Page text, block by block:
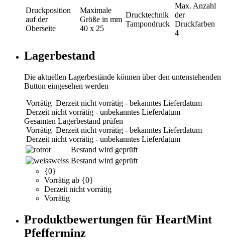
Druckposition
auf der
Oberseite
Maximale
Größe in mm
40 x 25
Drucktechnik
Tampondruck
Max. Anzahl
der
Druckfarben
4
Lagerbestand
Die aktuellen Lagerbestände können über den untenstehenden
Button eingesehen werden
Vorrätig Derzeit nicht vorrätig - bekanntes Lieferdatum
Derzeit nicht vorrätig - unbekanntes Lieferdatum
Gesamten Lagerbestand prüfen
Vorrätig Derzeit nicht vorrätig - bekanntes Lieferdatum
Derzeit nicht vorrätig - unbekanntes Lieferdatum
rot
Bestand wird geprüft
weiss Bestand wird geprüft
{0}
Vorrätig ab {0}
Derzeit nicht vorrätig
Vorrätig
Produktbewertungen für HeartMint
Pfefferminz